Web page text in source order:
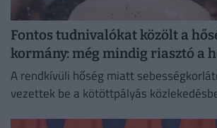
Fontos tudnivalókat közölt a
kormány: még mindig riasztó a
A rendkívüli hőség miatt
vezettek be a kötöttpályás